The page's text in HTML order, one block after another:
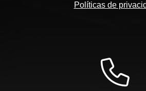
Políticas de